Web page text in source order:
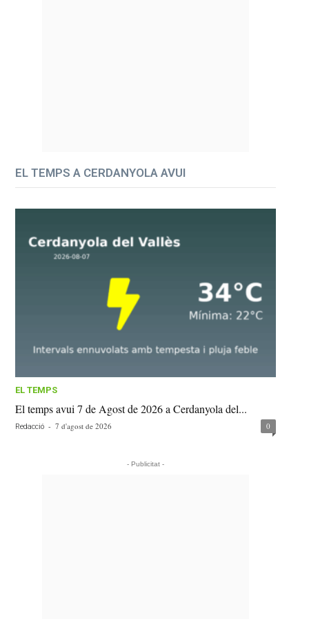
EL TEMPS A CERDANYOLA AVUI
EL TEMPS
El temps avui 7 de Agost de 2026 a Cerdanyola del...
Redacció - 7 d'agost de 2026 0
- Publicitat -